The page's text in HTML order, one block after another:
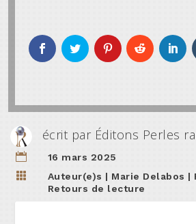
écrit par Éditons Perles

16 mars 2025

Auteur(e)s | Marie Delabos |
Retours de lecture